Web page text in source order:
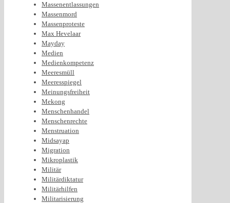
Massenentlassungen
Massenmord
Massenproteste
Max Hevelaar
Mayday
Medien
Medienkompetenz
Meeresmüll
Meeresspiegel
Meinungsfreiheit
Mekong
Menschenhandel
Menschenrechte
Menstruation
Midsayap
Migration
Mikroplastik
Militär
Militärdiktatur
Militärhilfen
Militarisierung